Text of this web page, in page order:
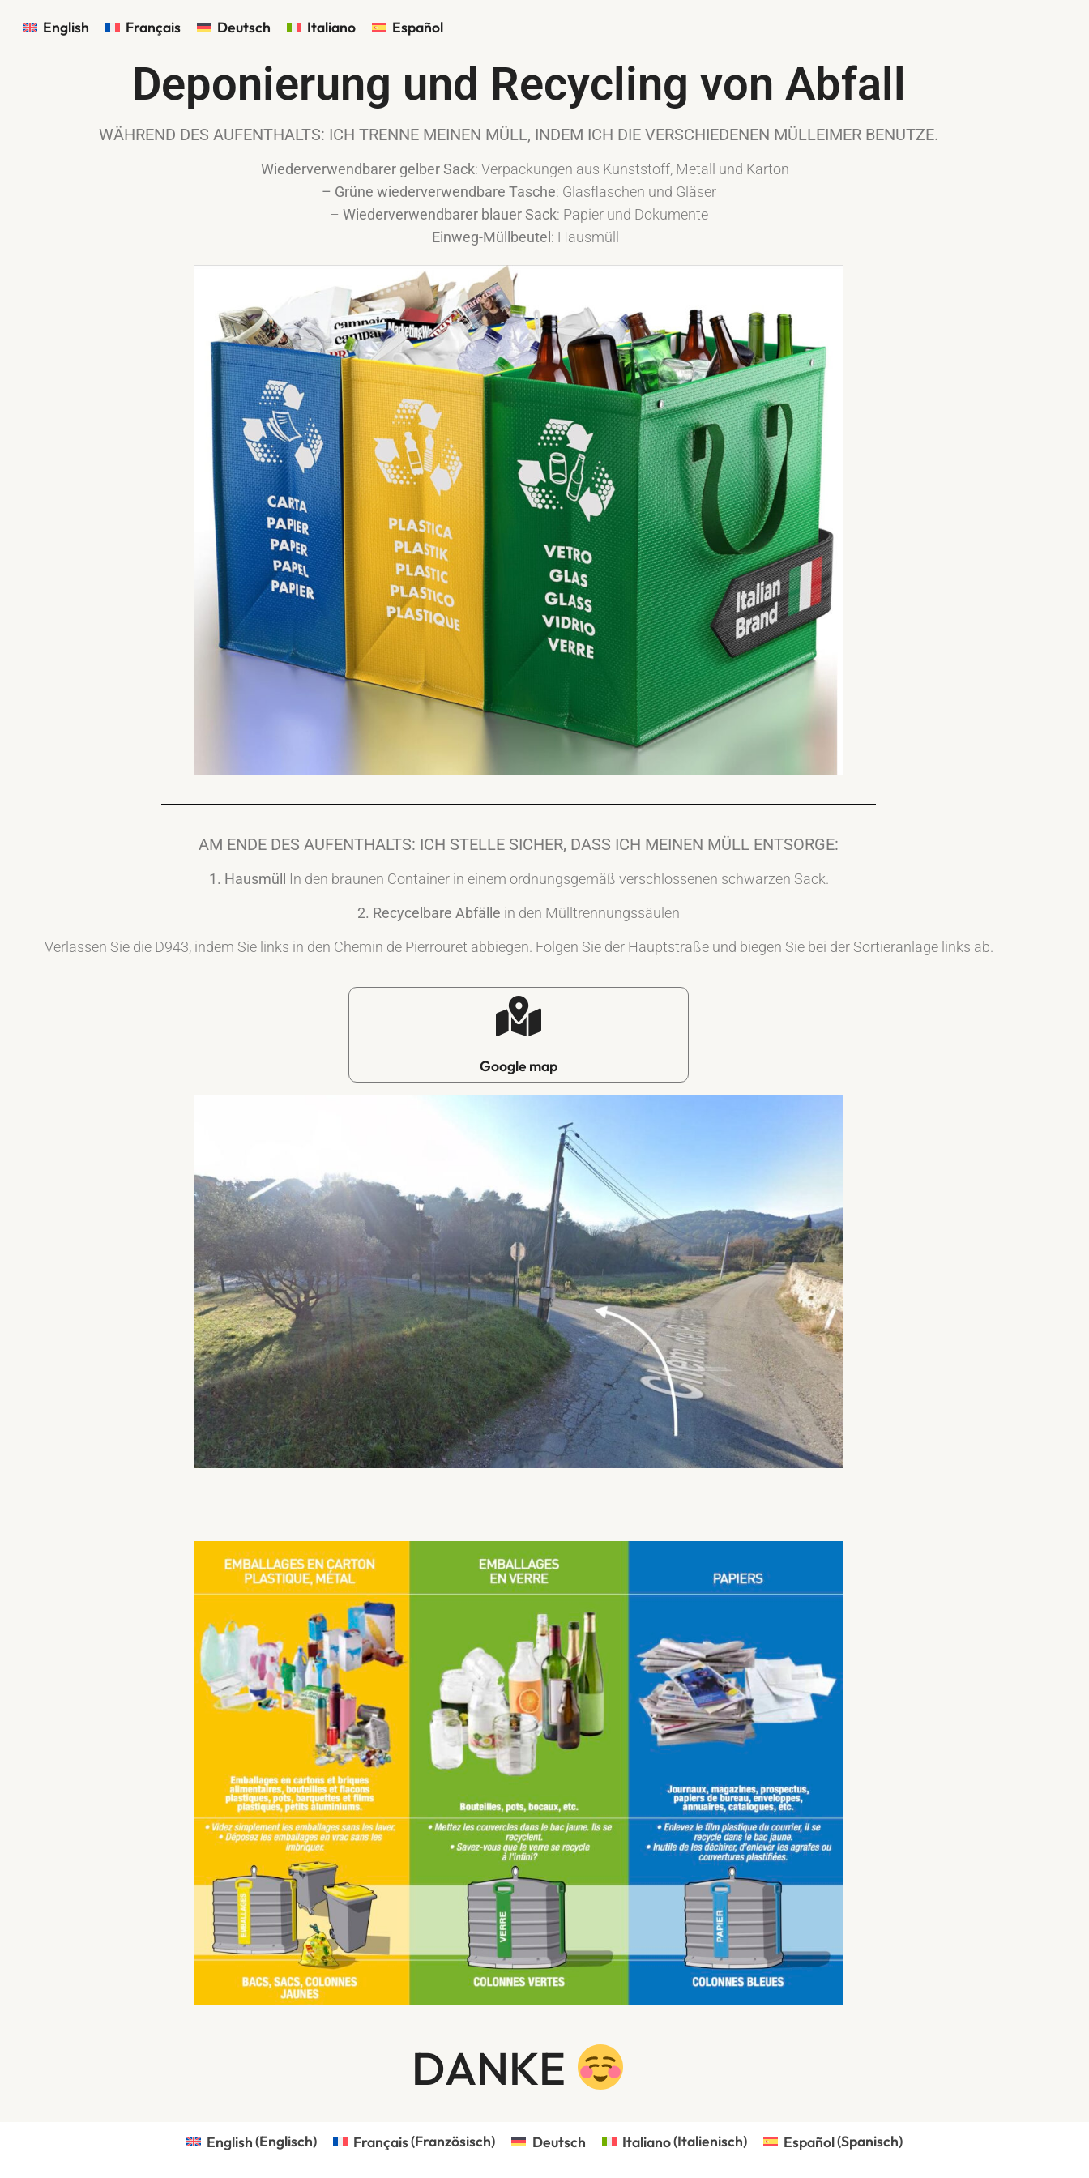
English Français Deutsch Italiano Español
Deponierung und Recycling von Abfall
WÄHREND DES AUFENTHALTS: ICH TRENNE MEINEN MÜLL, INDEM ICH DIE VERSCHIEDENEN MÜLLEIMER BENUTZE.
– Wiederverwendbarer gelber Sack: Verpackungen aus Kunststoff, Metall und Karton
– Grüne wiederverwendbare Tasche: Glasflaschen und Gläser
– Wiederverwendbarer blauer Sack: Papier und Dokumente
– Einweg-Müllbeutel : Hausmüll
AM ENDE DES AUFENTHALTS: ICH STELLE SICHER, DASS ICH MEINEN MÜLL ENTSORGE:
1. Hausmüll In den braunen Container in einem ordnungsgemäß verschlossenen schwarzen Sack.
2. Recycelbare Abfälle in den Mülltrennungssäulen
Verlassen Sie die D943, indem Sie links in den Chemin de Pierrouret abbiegen. Folgen Sie der Hauptstraße und biegen Sie bei der Sortieranlage links ab.
Google map
DANKE
English(Englisch) Français(Französisch) Deutsch Italiano(Italienisch) Español(Spanisch)